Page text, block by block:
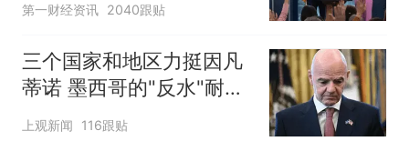
第一财经资讯 2040跟贴
三个国家和地区力挺因凡
蒂诺 墨西哥的"反水"耐人
寻味
上观新闻 116跟贴